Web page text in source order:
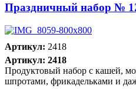
Праздничный набор №
Артикул: 2418
Артикул: 2418
Продуктовый набор с кашей,
шпротами, фрикадельками и